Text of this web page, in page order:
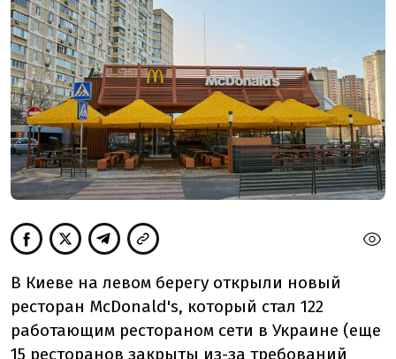
В Киеве на левом берегу открыли новый
ресторан McDonald's, который стал 122
работающим рестораном сети в Украине (еще
15 ресторанов закрыты из-за требований